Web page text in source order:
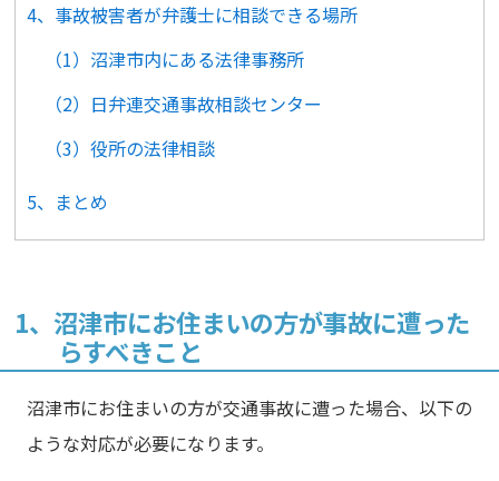
4、事故被害者が弁護士に相談できる場所
（1）沼津市内にある法律事務所
（2）日弁連交通事故相談センター
（3）役所の法律相談
5、まとめ
1、沼津市にお住まいの方が事故に遭った
らすべきこと
沼津市にお住まいの方が交通事故に遭った場合、以下の
ような対応が必要になります。